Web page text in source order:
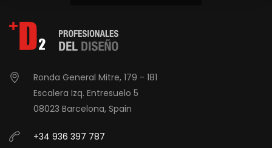
Ronda General Mitre, 179 - 181
Escalera Izq. Entresuelo 5
08023 Barcelona, Spain
+34 936 397 787